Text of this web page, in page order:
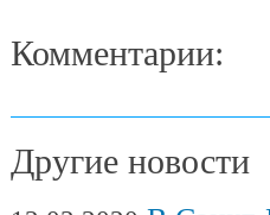
Комментарии:
Другие новости